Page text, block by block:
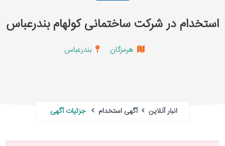
استخدام در شرکت ساختمانی کولهام بندرعباس
هرمزگان بندرعباس
انبار آنلاین آگهی استخدام جزئیات آگهی